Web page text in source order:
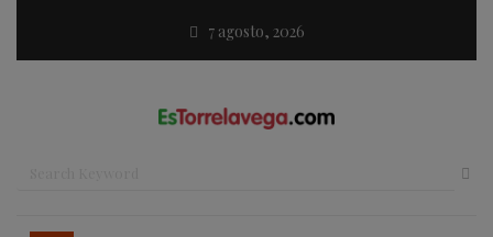
7 agosto, 2026